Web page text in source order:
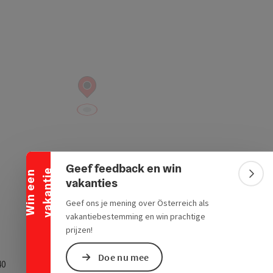
W
i
n
e
e
n
v
a
k
a
n
t
ie
Banner inklappen
Geef feedback en win
vakanties
Geef ons je mening over Österreich als
vakantiebestemming en win prachtige
prijzen!
Doe nu mee